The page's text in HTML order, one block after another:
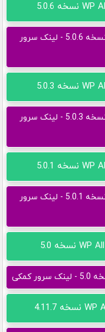
دانلود رایگان افزونه WP All Import Pro نسخه 5.0.6 - لینک سرور
دانلود رایگان افزونه WP All Import Pro نسخه 5.0.3 - لینک سرور
دانلود رایگان افزونه WP All Import Pro نسخه 5.0.1 - لینک سرور